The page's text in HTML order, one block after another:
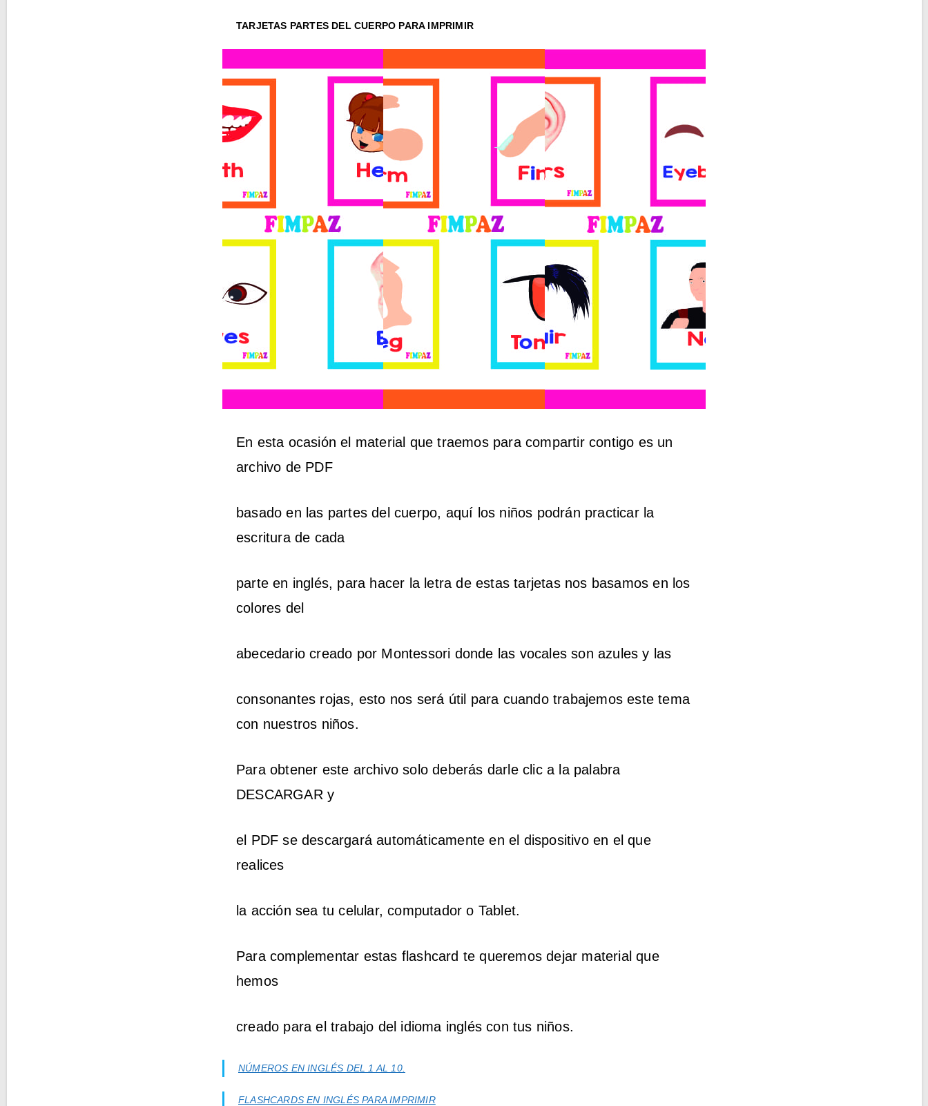
TARJETAS PARTES DEL CUERPO PARA IMPRIMIR
En esta ocasión el material que traemos para compartir contigo es un
archivo de PDF
basado en las partes del cuerpo, aquí los niños podrán practicar la
escritura de cada
parte en inglés, para hacer la letra de estas tarjetas nos basamos en los
colores del
abecedario creado por Montessori donde las vocales son azules y las
consonantes rojas, esto nos será útil para cuando trabajemos este tema
con nuestros niños.
Para obtener este archivo solo deberás darle clic a la palabra
DESCARGAR y
el PDF se descargará automáticamente en el dispositivo en el que
realices
la acción sea tu celular, computador o Tablet.
Para complementar estas flashcard te queremos dejar material que
hemos
creado para el trabajo del idioma inglés con tus niños.
NÚMEROS EN INGLÉS DEL 1 AL 10.
FLASHCARDS EN INGLÉS PARA IMPRIMIR